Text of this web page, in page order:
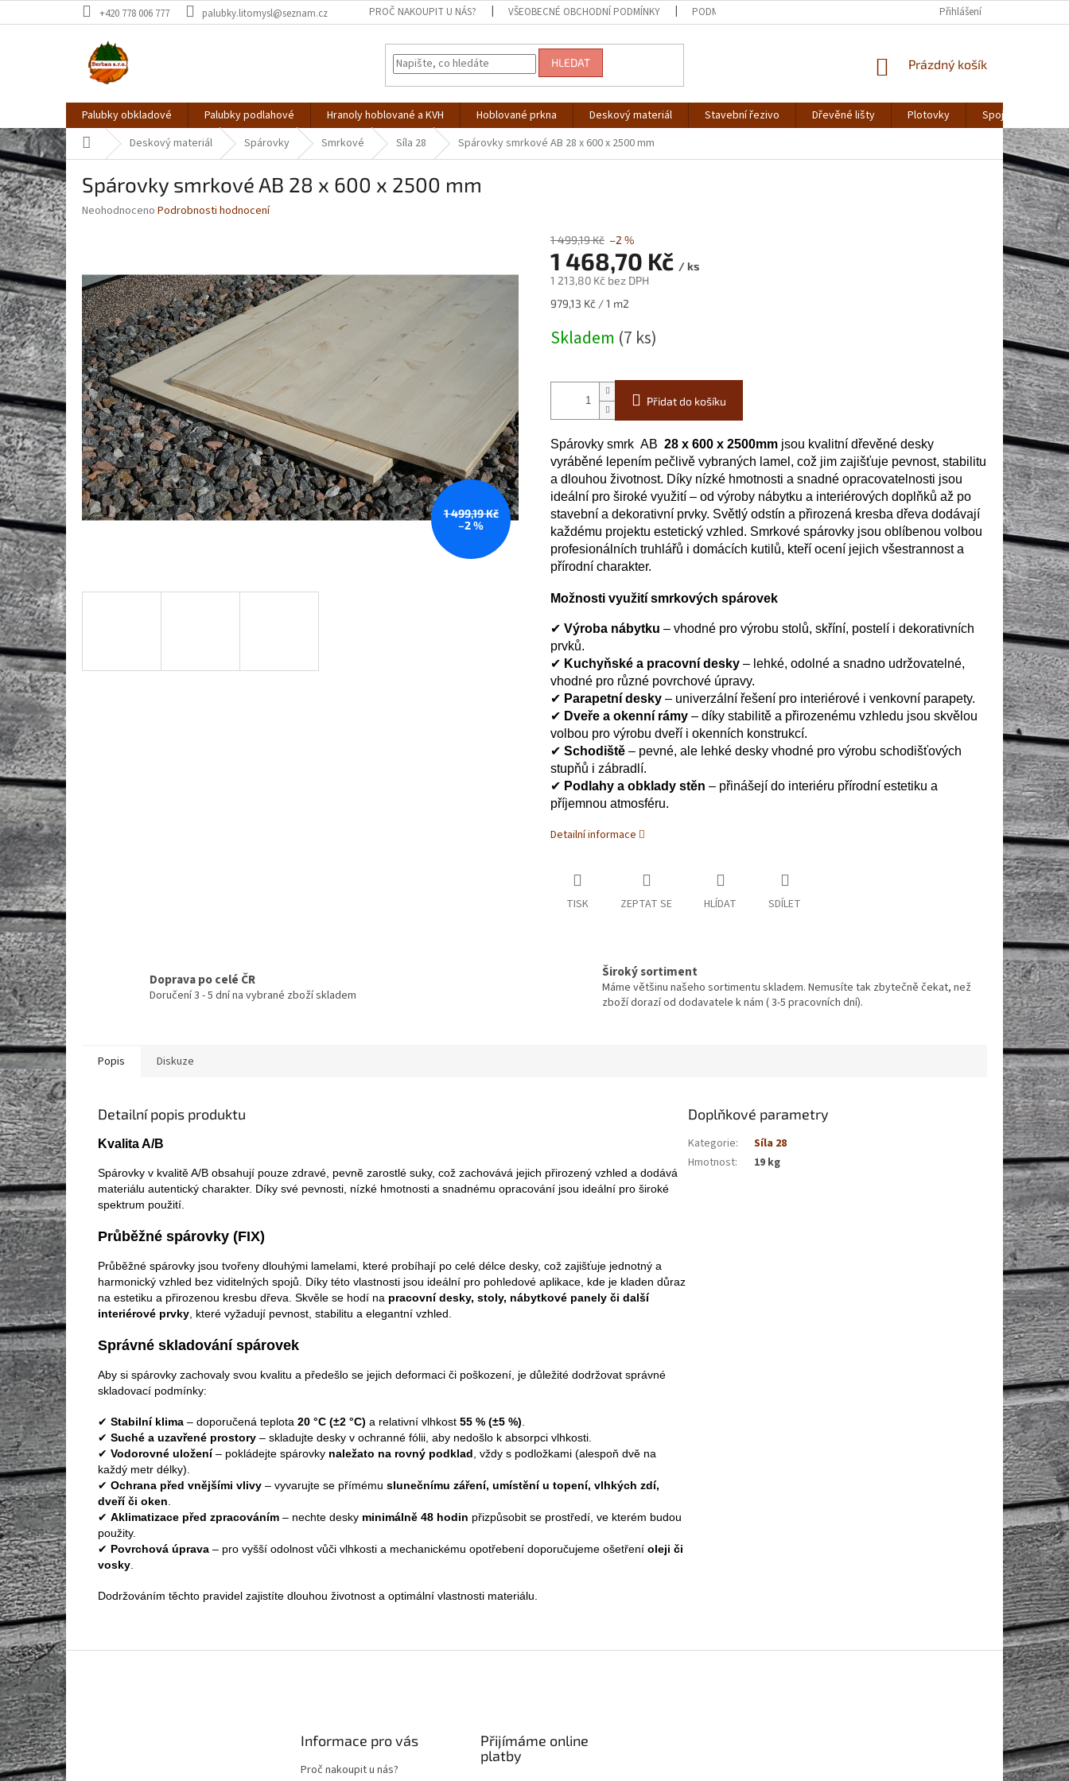
na
+420 778 006 777 palubky.litomysl@seznam.cz PROČ NAKOUPIT U NÁS? VŠEOBECNÉ OBCHODNÍ PODMÍNKY PODMÍNKY OCHRANY OSOBNÍCH ÚDAJŮ Přihlášení
HLEDAT
NÁKUPNÍ
Prázdný košík
Palubky obkladové Palubky podlahové Hranoly hoblované a KVH Hoblované prkna Deskový materiál Stavební řezivo Dřevěné lišty Plotovky
Spojovací
Domů Deskový materiál Spárovky Smrkové Síla 28 Spárovky smrkové AB 28 x 600 x 2500 mm
Spárovky smrkové AB 28 x 600 x 2500 mm
Průměrné
0,0
z
5
hvězdiček.
Neohodnoceno Podrobnosti hodnocení
1 499,19 Kč
–2 %
1 499,19 Kč –2 %
1 468,70 Kč / ks
1 213,80 Kč bez DPH
Měrná
979,13 Kč / 1 m2
Skladem (7 ks)
Přidat do košíku
Spárovky smrk AB 28 x 600 x 2500mm jsou kvalitní dřevěné desky
vyráběné lepením pečlivě vybraných lamel, což jim zajišťuje pevnost, stabilitu
a dlouhou životnost. Díky nízké hmotnosti a snadné opracovatelnosti jsou
ideální pro široké využití – od výroby nábytku a interiérových doplňků až po
stavební a dekorativní prvky. Světlý odstín a přirozená kresba dřeva dodávají
každému projektu estetický vzhled. Smrkové spárovky jsou oblíbenou volbou
profesionálních truhlářů i domácích kutilů, kteří ocení jejich všestrannost a
přírodní charakter.
Možnosti využití smrkových spárovek
✔ Výroba nábytku – vhodné pro výrobu stolů, skříní, postelí i dekorativních
prvků.
✔ Kuchyňské a pracovní desky – lehké, odolné a snadno udržovatelné,
vhodné pro různé povrchové úpravy.
✔ Parapetní desky – univerzální řešení pro interiérové i venkovní parapety.
✔ Dveře a okenní rámy – díky stabilitě a přirozenému vzhledu jsou skvělou
volbou pro výrobu dveří i okenních konstrukcí.
✔ Schodiště – pevné, ale lehké desky vhodné pro výrobu schodišťových
stupňů i zábradlí.
✔ Podlahy a obklady stěn – přinášejí do interiéru přírodní estetiku a
příjemnou atmosféru.
Detailní informace
TISK ZEPTAT SE HLÍDAT SDÍLET
Doprava po celé ČR
Doručení 3 - 5 dní na vybrané zboží skladem
Široký sortiment
Máme většinu našeho sortimentu skladem. Nemusíte tak zbytečně čekat, než
zboží dorazí od dodavatele k nám ( 3-5 pracovních dní).
Popis Diskuze
Detailní popis produktu
Kvalita A/B
Spárovky v kvalitě A/B obsahují pouze zdravé, pevně zarostlé suky, což zachovává jejich přirozený vzhled a dodává
materiálu autentický charakter. Díky své pevnosti, nízké hmotnosti a snadnému opracování jsou ideální pro široké
spektrum použití.
Průběžné spárovky (FIX)
Průběžné spárovky jsou tvořeny dlouhými lamelami, které probíhají po celé délce desky, což zajišťuje jednotný a
harmonický vzhled bez viditelných spojů. Díky této vlastnosti jsou ideální pro pohledové aplikace, kde je kladen důraz
na estetiku a přirozenou kresbu dřeva. Skvěle se hodí na pracovní desky, stoly, nábytkové panely či další
interiérové prvky , které vyžadují pevnost, stabilitu a elegantní vzhled.
Správné skladování spárovek
Aby si spárovky zachovaly svou kvalitu a předešlo se jejich deformaci či poškození, je důležité dodržovat správné
skladovací podmínky:
✔ Stabilní klima – doporučená teplota 20 °C (±2 °C) a relativní vlhkost 55 % (±5 %)
✔ Suché a uzavřené prostory – skladujte desky v ochranné fólii, aby nedošlo k absorpci vlhkosti.
✔ Vodorovné uložení– pokládejte spárovky naležato na rovný podklad , vždy s podložkami (alespoň dvě na
každý metr délky).
✔ Ochrana před vnějšími vlivy – vyvarujte se přímému slunečnímu záření, umístění u topení, vlhkých zdí,
dveří či oken
✔ Aklimatizace před zpracováním – nechte desky minimálně 48 hodin přizpůsobit se prostředí, ve kterém budou
použity.
✔ Povrchová úprava – pro vyšší odolnost vůči vlhkosti a mechanickému opotřebení doporučujeme ošetření oleji či
vosky
Dodržováním těchto pravidel zajistíte dlouhou životnost a optimální vlastnosti materiálu.
Doplňkové parametry
Kategorie:
Síla 28
Hmotnost: 19 kg
Z
á
p
a
t
í
Informace pro vás
Proč nakoupit u nás?
Přijímáme online
platby